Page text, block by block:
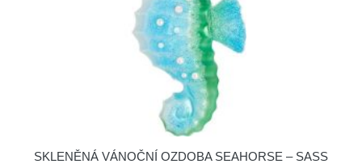
SKLENĚNÁ VÁNOČNÍ OZDOBA SEAHORSE – SASS